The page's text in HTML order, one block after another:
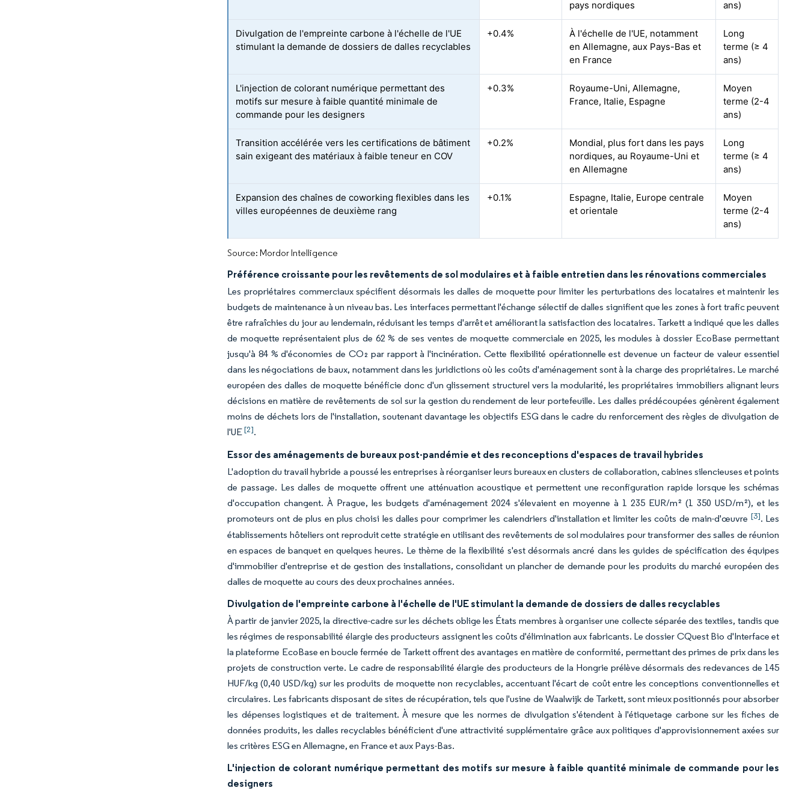
pays nordiques
ans)
Divulgation de l'empreinte carbone à l'échelle de l'UE
stimulant la demande de dossiers de dalles recyclables
+0.4%
À l'échelle de l'UE, notamment
en Allemagne, aux Pays-Bas et
en France
Long
terme (≥ 4
ans)
L'injection de colorant numérique permettant des
motifs sur mesure à faible quantité minimale de
commande pour les designers
+0.3%
Royaume-Uni, Allemagne,
France, Italie, Espagne
Moyen
terme (2-4
ans)
Transition accélérée vers les certifications de bâtiment
sain exigeant des matériaux à faible teneur en COV
+0.2%
Mondial, plus fort dans les pays
nordiques, au Royaume-Uni et
en Allemagne
Long
terme (≥ 4
ans)
Expansion des chaînes de coworking flexibles dans les
villes européennes de deuxième rang
+0.1%
Espagne, Italie, Europe centrale
et orientale
Moyen
terme (2-4
ans)
Source: Mordor Intelligence
Préférence croissante pour les revêtements de sol modulaires et à faible entretien dans les rénovations commerciales
Les propriétaires commerciaux spécifient désormais les dalles de moquette pour limiter les perturbations des locataires et maintenir les
budgets de maintenance à un niveau bas. Les interfaces permettant l'échange sélectif de dalles signifient que les zones à fort trafic peuvent
être rafraîchies du jour au lendemain, réduisant les temps d'arrêt et améliorant la satisfaction des locataires. Tarkett a indiqué que les dalles
de moquette représentaient plus de 62 % de ses ventes de moquette commerciale en 2025, les modules à dossier EcoBase permettant
jusqu'à 84 % d'économies de CO₂ par rapport à l'incinération. Cette flexibilité opérationnelle est devenue un facteur de valeur essentiel
dans les négociations de baux, notamment dans les juridictions où les coûts d'aménagement sont à la charge des propriétaires. Le marché
européen des dalles de moquette bénéficie donc d'un glissement structurel vers la modularité, les propriétaires immobiliers alignant leurs
décisions en matière de revêtements de sol sur la gestion du rendement de leur portefeuille. Les dalles prédécoupées génèrent également
moins de déchets lors de l'installation, soutenant davantage les objectifs ESG dans le cadre du renforcement des règles de divulgation de
l'UE[2].
Essor des aménagements de bureaux post-pandémie et des reconceptions d'espaces de travail hybrides
L'adoption du travail hybride a poussé les entreprises à réorganiser leurs bureaux en clusters de collaboration, cabines silencieuses et points
de passage. Les dalles de moquette offrent une atténuation acoustique et permettent une reconfiguration rapide lorsque les schémas
d'occupation changent. À Prague, les budgets d'aménagement 2024 s'élevaient en moyenne à 1 235 EUR/m² (1 350 USD/m²), et les
promoteurs ont de plus en plus choisi les dalles pour comprimer les calendriers d'installation et limiter les coûts de main-d'œuvre [3]. Les
établissements hôteliers ont reproduit cette stratégie en utilisant des revêtements de sol modulaires pour transformer des salles de réunion
en espaces de banquet en quelques heures. Le thème de la flexibilité s'est désormais ancré dans les guides de spécification des équipes
d'immobilier d'entreprise et de gestion des installations, consolidant un plancher de demande pour les produits du marché européen des
dalles de moquette au cours des deux prochaines années.
Divulgation de l'empreinte carbone à l'échelle de l'UE stimulant la demande de dossiers de dalles recyclables
À partir de janvier 2025, la directive-cadre sur les déchets oblige les États membres à organiser une collecte séparée des textiles, tandis que
les régimes de responsabilité élargie des producteurs assignent les coûts d'élimination aux fabricants. Le dossier CQuest Bio d'Interface et
la plateforme EcoBase en boucle fermée de Tarkett offrent des avantages en matière de conformité, permettant des primes de prix dans les
projets de construction verte. Le cadre de responsabilité élargie des producteurs de la Hongrie prélève désormais des redevances de 145
HUF/kg (0,40 USD/kg) sur les produits de moquette non recyclables, accentuant l'écart de coût entre les conceptions conventionnelles et
circulaires. Les fabricants disposant de sites de récupération, tels que l'usine de Waalwijk de Tarkett, sont mieux positionnés pour absorber
les dépenses logistiques et de traitement. À mesure que les normes de divulgation s'étendent à l'étiquetage carbone sur les fiches de
données produits, les dalles recyclables bénéficient d'une attractivité supplémentaire grâce aux politiques d'approvisionnement axées sur
les critères ESG en Allemagne, en France et aux Pays-Bas.
L'injection de colorant numérique permettant des motifs sur mesure à faible quantité minimale de commande pour les
designers